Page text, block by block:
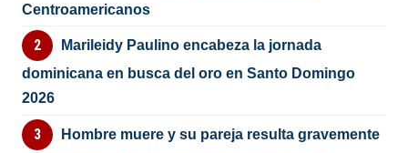
Centroamericanos
Marileidy Paulino encabeza la jornada
dominicana en busca del oro en Santo Domingo
2026
Hombre muere y su pareja resulta gravemente